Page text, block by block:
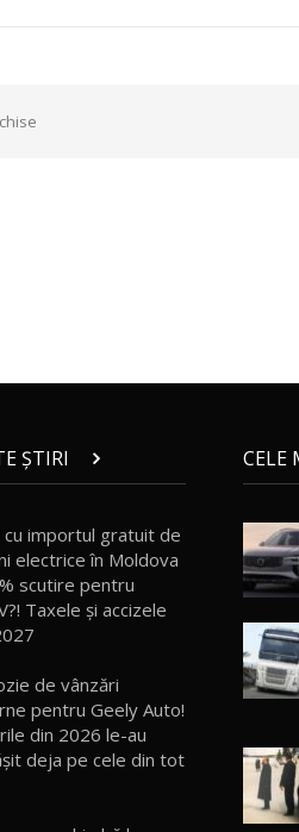
ȘTIRI
cu importul gratuit de
electrice în Moldova
scutire pentru
Taxele și accizele
de vânzări
pentru Geely Auto!
din 2026 le-au
deja pe cele din tot
CELE